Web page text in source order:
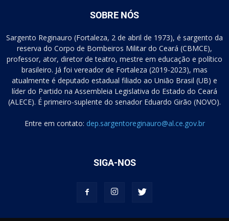
SOBRE NÓS
Sargento Reginauro (Fortaleza, 2 de abril de 1973), é sargento da
reserva do Corpo de Bombeiros Militar do Ceará (CBMCE),
professor, ator, diretor de teatro, mestre em educação e político
brasileiro. Já foi vereador de Fortaleza (2019-2023), mas
atualmente é deputado estadual filiado ao União Brasil (UB) e
líder do Partido na Assembleia Legislativa do Estado do Ceará
(ALECE). É primeiro-suplente do senador Eduardo Girão (NOVO).
Entre em contato: dep.sargentoreginauro@al.ce.gov.br
SIGA-NOS